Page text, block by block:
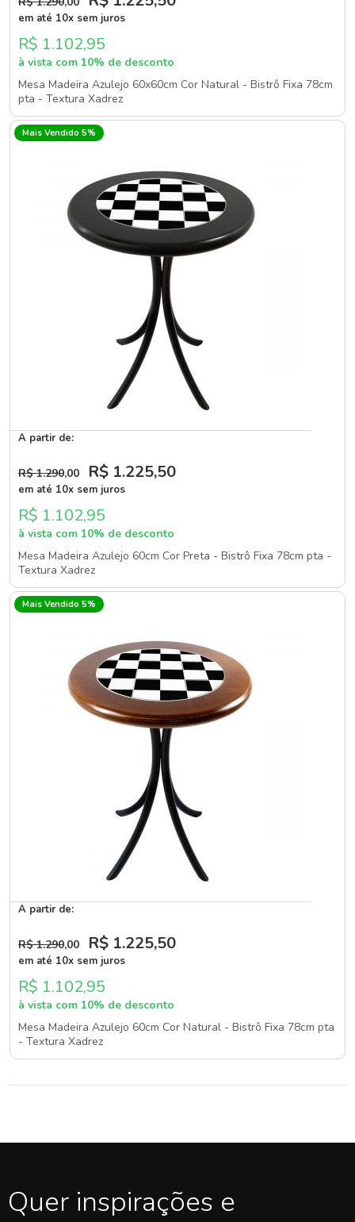
em até 10x sem juros
R$ 1.102,95
à vista com 10% de desconto
Mesa Madeira Azulejo 60x60cm Cor Natural - Bistrô Fixa 78cm
pta - Textura Xadrez
Mais Vendido 5%
A partir de:
R$ 1.290,00 R$ 1.225,50
em até 10x sem juros
R$ 1.102,95
à vista com 10% de desconto
Mesa Madeira Azulejo 60cm Cor Preta - Bistrô Fixa 78cm pta -
Textura Xadrez
Mais Vendido 5%
A partir de:
R$ 1.290,00 R$ 1.225,50
em até 10x sem juros
R$ 1.102,95
à vista com 10% de desconto
Mesa Madeira Azulejo 60cm Cor Natural - Bistrô Fixa 78cm pta
- Textura Xadrez
Quer inspirações e